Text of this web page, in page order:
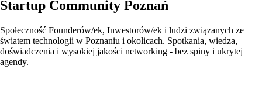
Startup Community Poznań
Społeczność Founderów/ek, Inwestorów/ek i ludzi związanych ze
światem technologii w Poznaniu i okolicach. Spotkania, wiedza,
doświadczenia i wysokiej jakości networking - bez spiny i ukrytej
agendy.